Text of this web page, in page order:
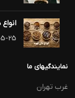
25
نمایندگیهای ما
غرب تهران